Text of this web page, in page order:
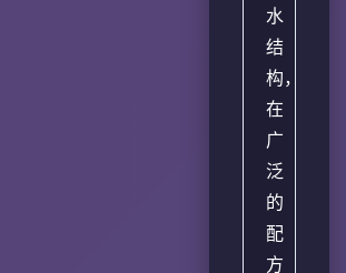
水
结
构，
在
广
泛
的
配
方